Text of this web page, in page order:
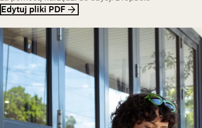
Edytuj pliki PDF